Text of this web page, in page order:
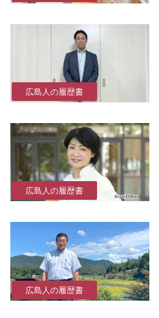
広島人の履歴書
広島人の履歴書
広島人の履歴書